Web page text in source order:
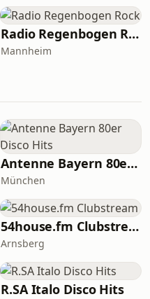
Radio Regenbogen Rock
Mannheim
Antenne Bayern 80er Disco Hits
München
54house.fm Clubstream
Arnsberg
R.SA Italo Disco Hits